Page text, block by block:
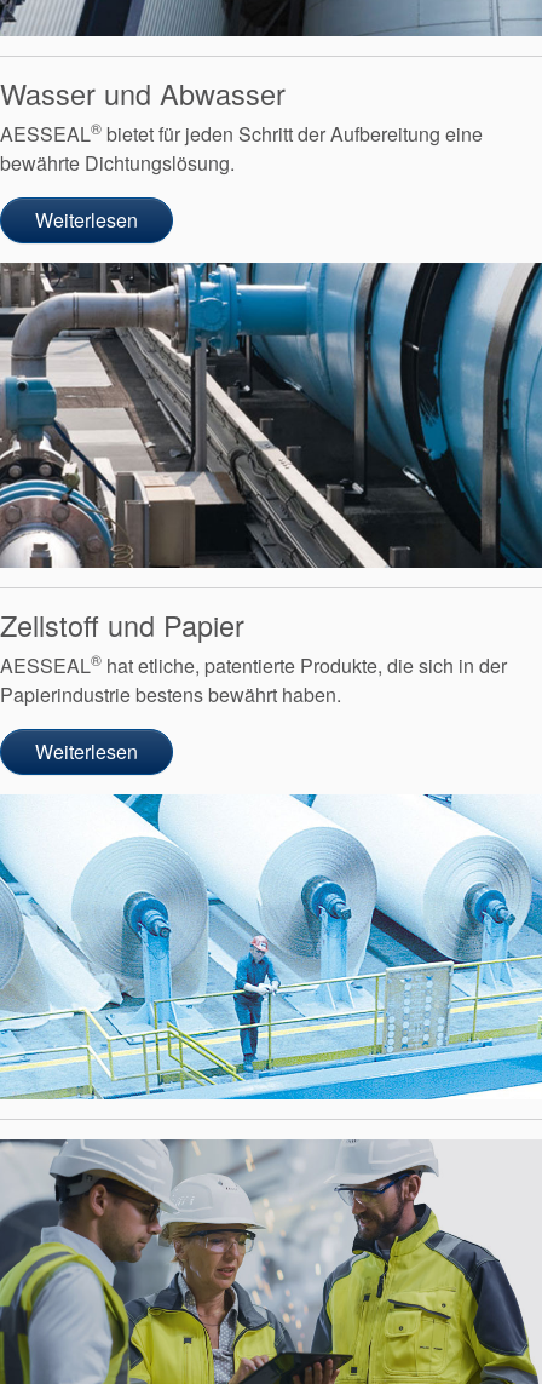
Wasser und Abwasser
AESSEAL® bietet für jeden Schritt der Aufbereitung eine
bewährte Dichtungslösung.
Weiterlesen
Zellstoff und Papier
AESSEAL® hat etliche, patentierte Produkte, die sich in der
Papierindustrie bestens bewährt haben.
Weiterlesen